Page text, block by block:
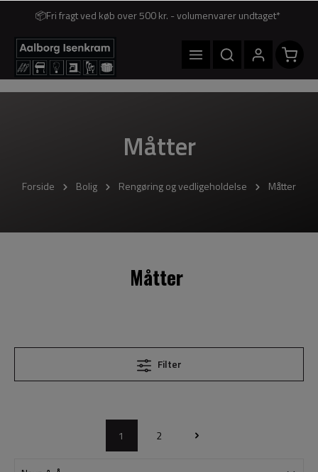
📦Fri fragt ved køb over 500 kr. - volumenvarer undtaget*
Måtter
Forside Bolig Rengøring og vedligeholdelse Måtter
Måtter
Filter
1 2